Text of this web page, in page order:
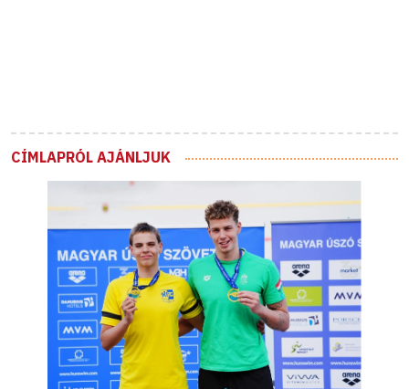
CÍMLAPRÓL AJÁNLJUK